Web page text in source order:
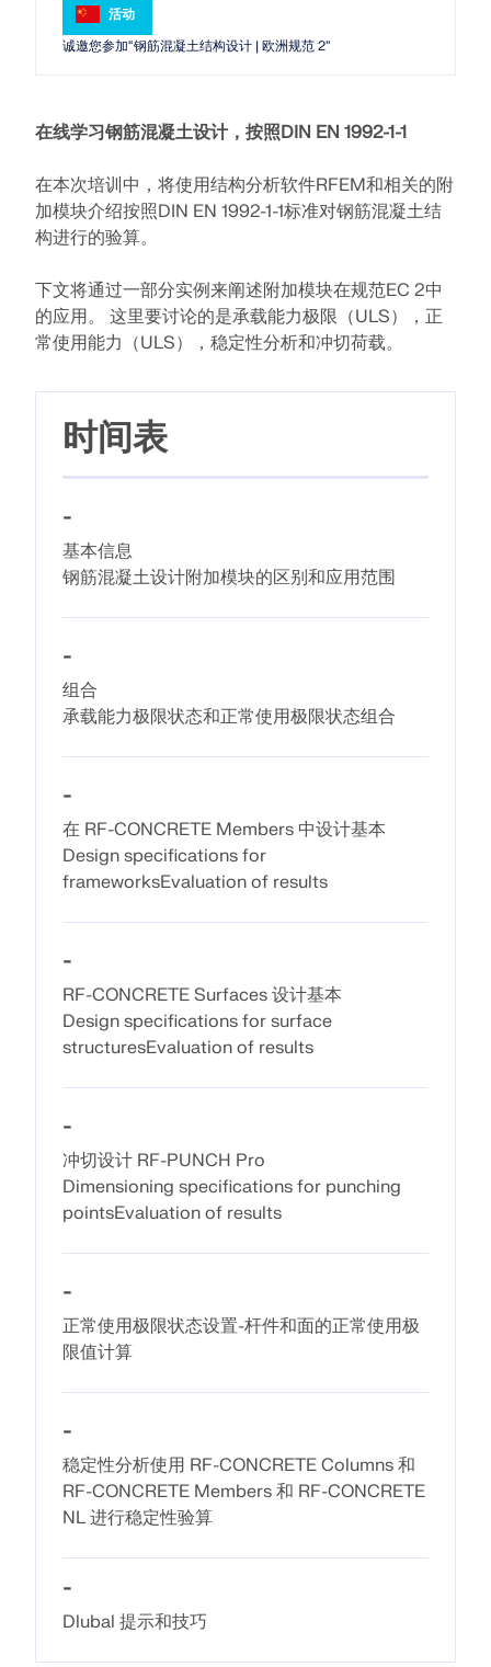
更多信息
RWIND 3
数值风洞 CFD 软件
Dlubal 应用程序编程接口
您通往参数化建模和自动化的大门
API 文档
开始使用
模型对象
订阅与价格
AISC 360标准，完全集成在RFEM 6中，以加快和提高
结构工作的准确性。
了解更多
地理分区工具
Dlubal 在线服务提供分区地图，可快速确定雪荷载、风
速和地震数据。
检查荷载区域
查看常见问题
Dlubal 自由区
随时获得专家帮助。享受免费的 AI 协助、电子邮件支
面向学生的免费结构分析软件
挑战方面的帮助。
联系支持
寻找理想工作
加入工程软件的全球领导者，将您的职业生涯提升到新
的高度。
活动
诚邀您参加“钢筋混凝土结构设计 | 欧洲规范 2”
在线学习钢筋混凝土设计，按照DIN EN 1992-1-1
在本次培训中，将使用结构分析软件RFEM和相关的附
加模块介绍按照DIN EN 1992-1-1标准对钢筋混凝土结
构进行的验算。
下文将通过一部分实例来阐述附加模块在规范EC 2中
的应用。 这里要讨论的是承载能力极限（ULS），正
常使用能力（ULS），稳定性分析和冲切荷载。
时间表
-
基本信息
钢筋混凝土设计附加模块的区别和应用范围
-
组合
承载能力极限状态和正常使用极限状态组合
-
在 RF-CONCRETE Members 中设计基本
Design specifications for
frameworksEvaluation of results
-
RF-CONCRETE Surfaces 设计基本
Design specifications for surface
structuresEvaluation of results
-
冲切设计 RF-PUNCH Pro
Dimensioning specifications for punching
pointsEvaluation of results
-
正常使用极限状态设置-杆件和面的正常使用极
限值计算
-
稳定性分析使用 RF-CONCRETE Columns 和
RF-CONCRETE Members 和 RF-CONCRETE
NL 进行稳定性验算
-
Dlubal 提示和技巧